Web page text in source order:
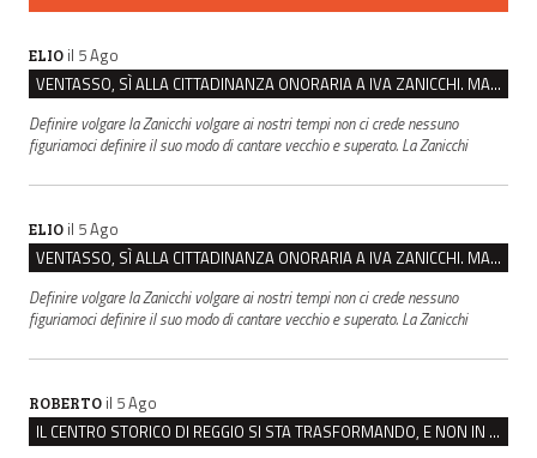
ELIO il 5 Ago
VENTASSO, SÌ ALLA CITTADINANZA ONORARIA A IVA ZANICCHI. MA BARGIACCHI: “È DI PESSIMO GUSTO”
Definire volgare la Zanicchi volgare ai nostri tempi non ci crede nessuno
figuriamoci definire il suo modo di cantare vecchio e superato. La Zanicchi
ELIO il 5 Ago
VENTASSO, SÌ ALLA CITTADINANZA ONORARIA A IVA ZANICCHI. MA BARGIACCHI: “È DI PESSIMO GUSTO”
Definire volgare la Zanicchi volgare ai nostri tempi non ci crede nessuno
figuriamoci definire il suo modo di cantare vecchio e superato. La Zanicchi
ROBERTO il 5 Ago
IL CENTRO STORICO DI REGGIO SI STA TRASFORMANDO, E NON IN MEGLIO